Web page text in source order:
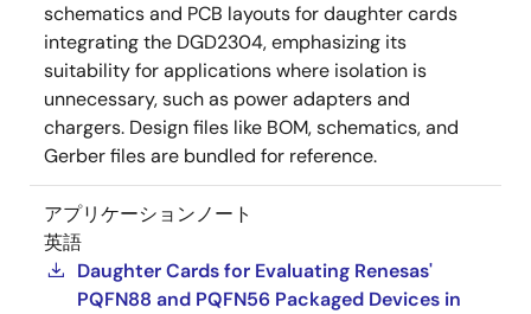
schematics and PCB layouts for daughter cards
integrating the DGD2304, emphasizing its
suitability for applications where isolation is
unnecessary, such as power adapters and
chargers. Design files like BOM, schematics, and
Gerber files are bundled for reference.
アプリケーションノート
英語
Daughter Cards for Evaluating Renesas'
PQFN88 and PQFN56 Packaged Devices in